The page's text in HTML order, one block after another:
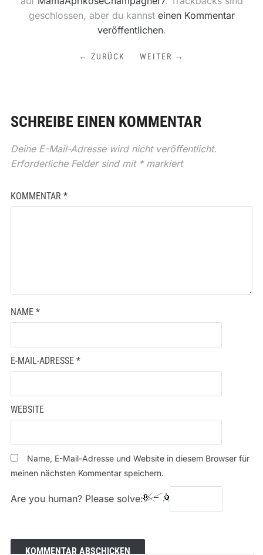
geschlossen, aber du kannst einen Kommentar
veröffentlichen.
← ZURÜCK WEITER →
SCHREIBE EINEN KOMMENTAR
Deine E-Mail-Adresse wird nicht veröffentlicht.
Erforderliche Felder sind mit *markiert
KOMMENTAR *
NAME *
E-MAIL-ADRESSE *
WEBSITE
Name, E-Mail-Adresse und Website in diesem Browser für
meinen nächsten Kommentar speichern.
Are you human? Please solve: